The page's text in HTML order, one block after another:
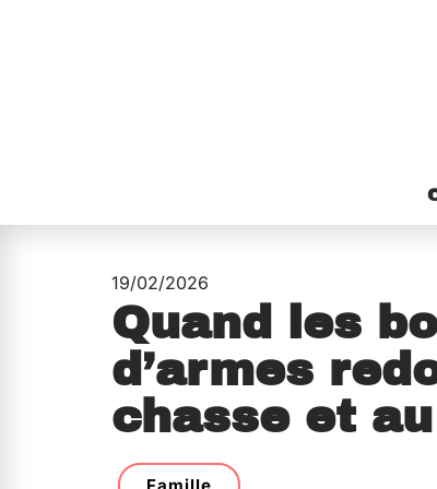
19/02/2026
Quand les
d’armes
chasse et